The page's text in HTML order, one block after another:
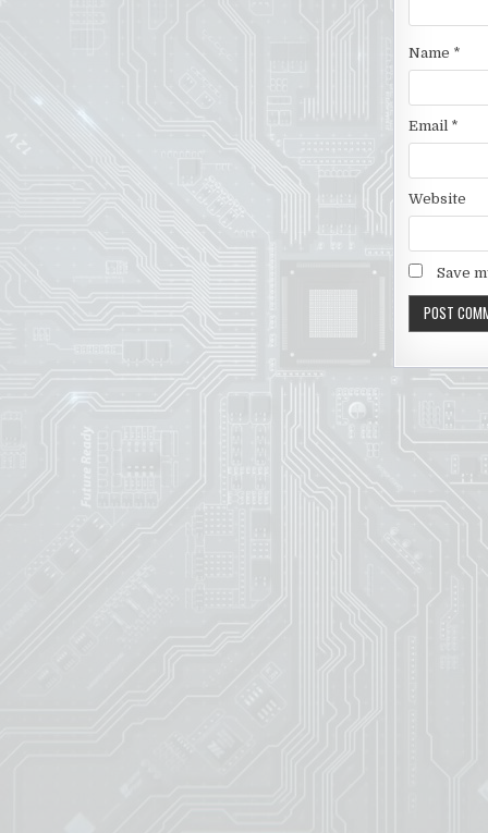
Name *
Email *
Website
Save